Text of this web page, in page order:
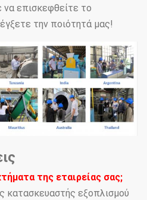
να επισκεφθείτε το
την ποιότητά μας!
της εταιρείας σας;
κατασκευαστής εξοπλισμού